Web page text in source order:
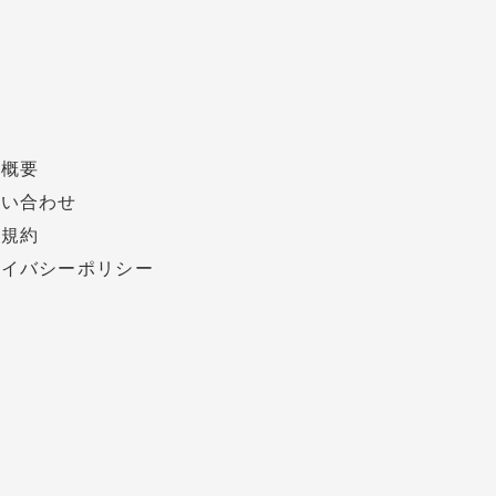
要
合わせ
約
バシーポリシー